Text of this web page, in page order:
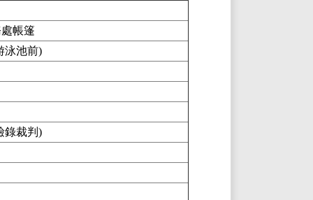
帳篷
泳池前)
錄裁判)